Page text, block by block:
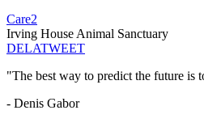
Care2
Irving House Animal Sanctuary
DELATWEET
"The best way to predict the future is
- Denis Gabor